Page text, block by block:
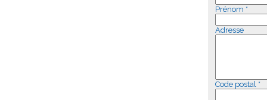
Prénom *
Adresse
Code postal *